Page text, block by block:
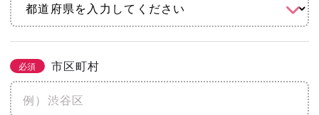
必須 市区町村